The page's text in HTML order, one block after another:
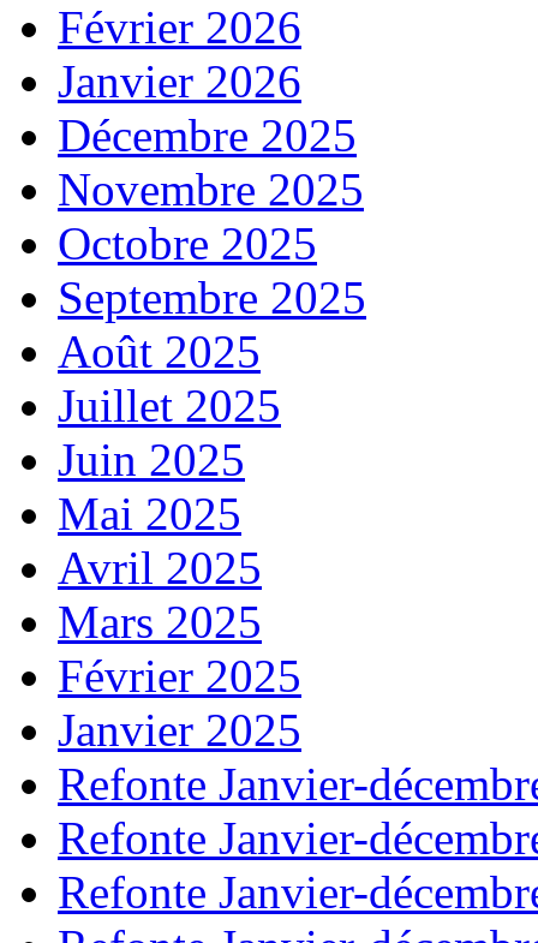
Février 2026
Janvier 2026
Décembre 2025
Novembre 2025
Octobre 2025
Septembre 2025
Août 2025
Juillet 2025
Juin 2025
Mai 2025
Avril 2025
Mars 2025
Février 2025
Janvier 2025
Refonte Janvier-
Refonte Janvier-
Refonte Janvier-